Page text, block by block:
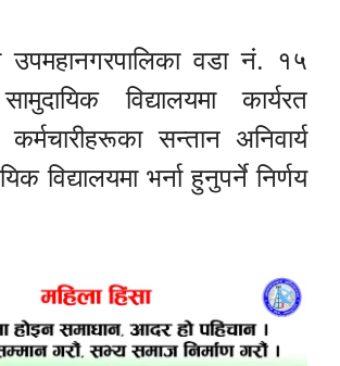
उपमहानगरपालिका वडा नं. १५
विद्यालयमा कार्यरत
सन्तान अनिवार्य
विद्यालयमा भर्ना हुनुपर्ने निर्णय